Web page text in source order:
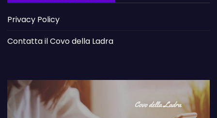
Privacy Policy
Contatta il Covo della Ladra